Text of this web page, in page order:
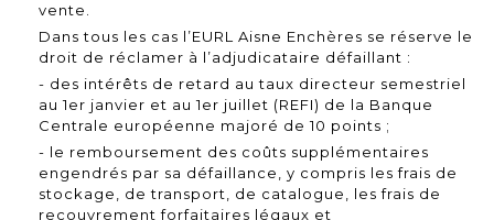
vente.
Dans tous les cas l’EURL Aisne Enchères se réserve le
droit de réclamer à l’adjudicataire défaillant :
- des intérêts de retard au taux directeur semestriel
au 1er janvier et au 1er juillet (REFI) de la Banque
Centrale européenne majoré de 10 points ;
- le remboursement des coûts supplémentaires
engendrés par sa défaillance, y compris les frais de
stockage, de transport, de catalogue, les frais de
recouvrement forfaitaires légaux et